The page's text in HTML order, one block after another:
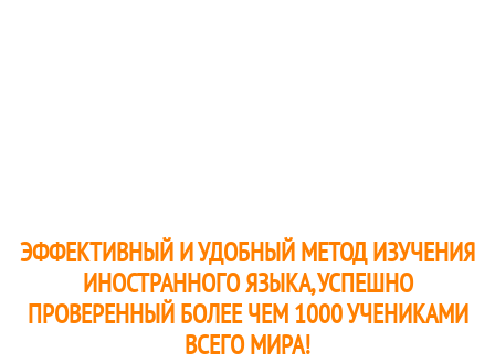
ЭФФЕКТИВНЫЙ И УДОБНЫЙ МЕТОД ИЗУЧЕНИЯ
ИНОСТРАННОГО ЯЗЫКА, УСПЕШНО
ПРОВЕРЕННЫЙ БОЛЕЕ ЧЕМ 1000 УЧЕНИКАМИ
ВСЕГО МИРА!